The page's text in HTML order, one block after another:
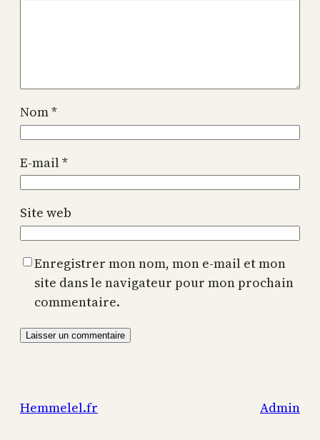
Nom*
E-mail*
Site web
Enregistrer mon nom, mon e-mail et mon
site dans le navigateur pour mon prochain
commentaire.
Hemmelel.fr Admin